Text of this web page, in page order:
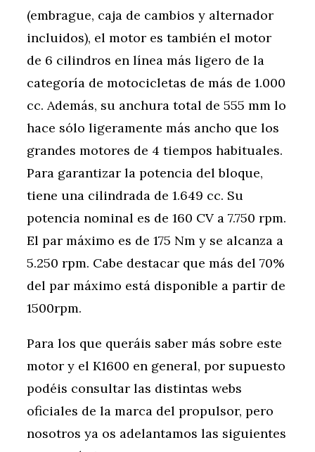
(embrague, caja de cambios y alternador
incluidos), el motor es también el motor
de 6 cilindros en línea más ligero de la
categoría de motocicletas de más de 1.000
cc. Además, su anchura total de 555 mm lo
hace sólo ligeramente más ancho que los
grandes motores de 4 tiempos habituales.
Para garantizar la potencia del bloque,
tiene una cilindrada de 1.649 cc. Su
potencia nominal es de 160 CV a 7.750 rpm.
El par máximo es de 175 Nm y se alcanza a
5.250 rpm. Cabe destacar que más del 70%
del par máximo está disponible a partir de
1500rpm.
Para los que queráis saber más sobre este
motor y el K1600 en general, por supuesto
podéis consultar las distintas webs
oficiales de la marca del propulsor, pero
nosotros ya os adelantamos las siguientes